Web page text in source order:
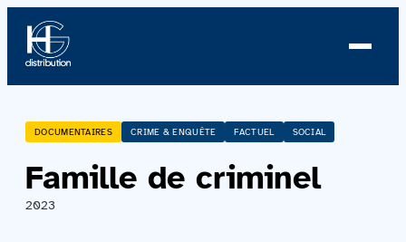
À propos
Profil
DOCUMENTAIRES CRIME & ENQUÊTE FACTUEL SOCIAL
Famille de criminel
2023